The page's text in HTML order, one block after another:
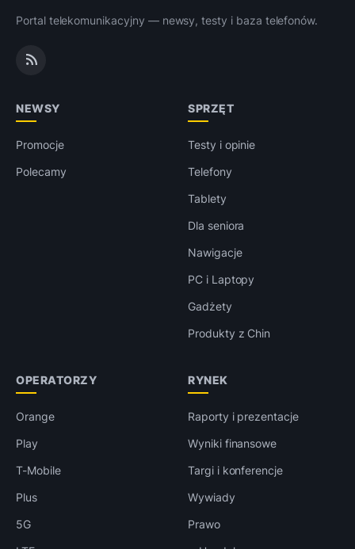
Portal telekomunikacyjny — newsy, testy i baza telefonów.
NEWSY
Promocje
Polecamy
SPRZĘT
Testy i opinie
Telefony
Tablety
Dla seniora
Nawigacje
PC i Laptopy
Gadżety
Produkty z Chin
OPERATORZY
Orange
Play
T-Mobile
Plus
5G
RYNEK
Raporty i prezentacje
Wyniki finansowe
Targi i konferencje
Wywiady
Prawo